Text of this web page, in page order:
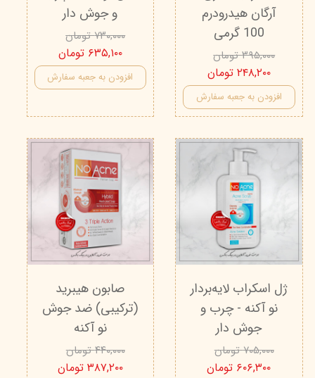
آرگان هیدرودرم
100 گرمی
۳۹۵,۰۰۰ تومان
۲۴۸,۲۰۰ تومان
افزودن به جعبه سفارش
و جوش دار
۷۳۰,۰۰۰ تومان
۶۳۵,۱۰۰ تومان
افزودن به جعبه سفارش
ژل اسکراب لایه‌بردار
نو آکنه - چرب و
جوش دار
۷۰۵,۰۰۰ تومان
۶۰۶,۳۰۰ تومان
صابون هیبرید
(ترکیبی) ضد جوش
نو آکنه
۴۴۰,۰۰۰ تومان
۳۸۷,۲۰۰ تومان